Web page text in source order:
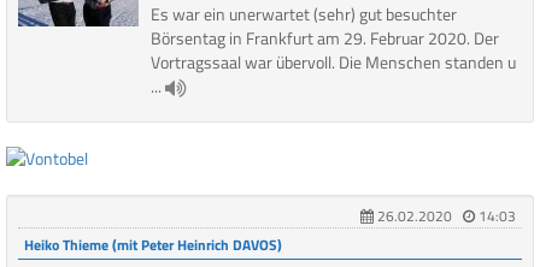
Es war ein unerwartet (sehr) gut besuchter
Börsentag in Frankfurt am 29. Februar 2020. Der
Vortragssaal war übervoll. Die Menschen standen u
...
26.02.2020
14:03
Heiko Thieme (mit Peter Heinrich DAVOS)